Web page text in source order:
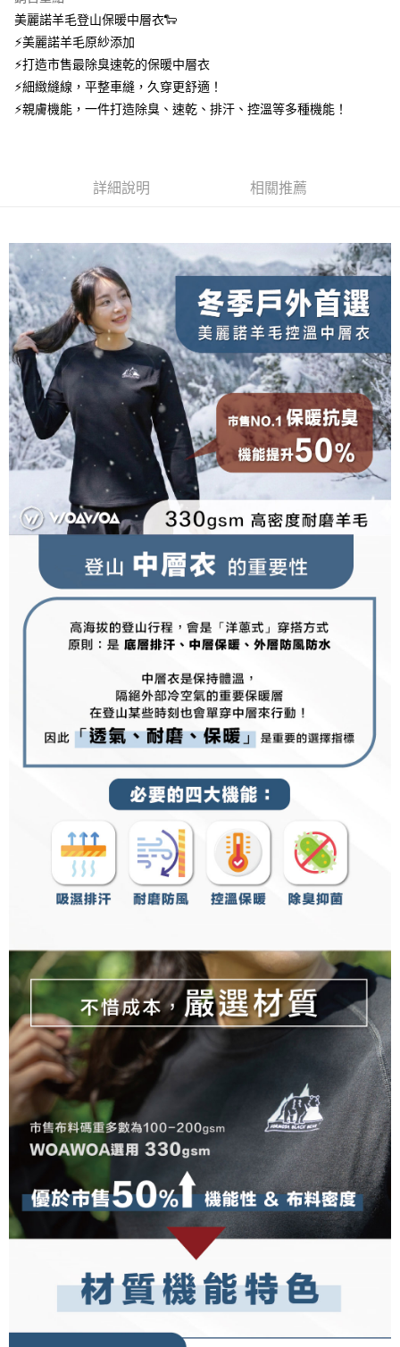
台新國際商業銀行
台灣樂天信用卡公司
玉山商業銀行
台灣樂天信用卡公司
元大商業銀行
玉山商業銀行
台新國際商業銀行
華泰商業銀行
遠東國際商業銀行
永豐商業銀行
星展（台灣）商業銀行
中國信託商業銀行
台灣樂天信用卡公司
悠遊付
大哥付你分期
相關說明
【大哥付你分期使用說明】
1.本服務由台灣大哥大提供，台灣大哥大用戶可立即使用無須另外申請。
4.訂單成立30分鐘內，如未前往確認交易或遇審核未通過，訂單將自動取
1.分期款項不併入電信帳單，「大哥付你分期」於每月結算日後寄送繳費提
醒簡訊。
2.透過簡訊連結打開帳單後，可選擇「超商條碼／台灣大直營門市／銀行轉
帳／街口支付／iPASS MONEY」等通路繳費。
【注意事項】
1.本服務係由「台灣大哥大股份有限公司」（以下簡稱本公司）所提供，讓
用戶於交易時，得透過本服務購買商品或服務，並由商店將買賣／分期付款
買賣價金債權讓與本公司後，依約使用本公司帳單繳交帳款。
2.基於同意付款使用「大哥付你分期」之契約關係目的，商店將以您的個人
資料（包含姓名、電話或地址）提供予台灣大哥大進項蒐集、處理及利用，
由本公司與您本人進行分期帳單所需資料之確認、核對及更正。
3.完整用戶服務條款，請詳閱以下連結： https://oppay.tw/userRule
AFTEE先享後付
１．簡單：不需註冊會員、不需綁卡、不需儲值。
【「AFTEE先享後付」結帳流程】
１．於結帳方式選擇「AFTEE先享後付」後，將跳轉至「AFTEE先享後付」
結帳頁面，進行簡訊認證並確認金額後，即可完成結帳。
２．訂單成立數日內，您將收到繳費通知簡訊。
３．收到繳費通知簡訊後14天內，點擊此簡訊中的連結，可透過四大超商／
ATM／網路銀行／等多元方式進行付款，方視為交易完成。
※ 請注意：結帳手續完成當下不需立刻繳費，但若您需要取消訂單，請聯絡
購買商品的店家。未經商家同意取消之訂單仍視為有效，需透過AFTEE先享
後付繳納相關費用。
※ 交易是否成功請以「AFTEE先享後付 」之結帳頁面顯示為準，若有關於
是否繳費成功／繳費後需取消欲退款等相關疑問，請聯繫「AFTEE先享後付
客戶支援中心」
https://netprotections.freshdesk.com/support/home
【注意事項】
１．透過由恩沛科技股份有限公司提供之「AFTEE先享後付」服務完成之交
易，需依本服務之必要範圍內提供個人資料，並將交易相關給付款項請求債
權轉讓予恩沛科技股份有限公司。
２．關於個人資料處理事宜，請瀏覽以下網址：
https://aftee.tw/terms/#terms3
３．未成年的使用者請事先徵得法定代理人或監護人之同意方可使用
「AFTEE先享後付」，若未經同意申辦者引起之損失，本公司不負相關責
任。
４．使用「AFTEE先享後付」時，將依據個別帳號之用戶狀況，依本公司即
時審查核予不同之上限額度；若仍有額度不足之情形，本公司將視審查結果
請求用戶進行身份認證。
恩沛科技股份有限公司將有權停止該用戶之使用額度並採取法律行動。
每筆NT$100，滿NT$1,000(含以上)免運費
付款後全家取貨
每筆NT$100，滿NT$1,000(含以上)免運費
7-11取貨付款
每筆NT$100，滿NT$1,000(含以上)免運費
付款後7-11取貨
每筆NT$100，滿NT$1,000(含以上)免運費
宅配
每筆NT$100，滿NT$1,000(含以上)免運費
順豐 查看運費
美麗諾羊毛登山保暖中層衣🐑
⚡美麗諾羊毛原紗添加
⚡打造市售最除臭速乾的保暖中層衣
⚡細緻縫線，平整車縫，久穿更舒適！
⚡親膚機能，一件打造除臭、速乾、排汗、控溫等多種機能！
詳細說明 相關推薦